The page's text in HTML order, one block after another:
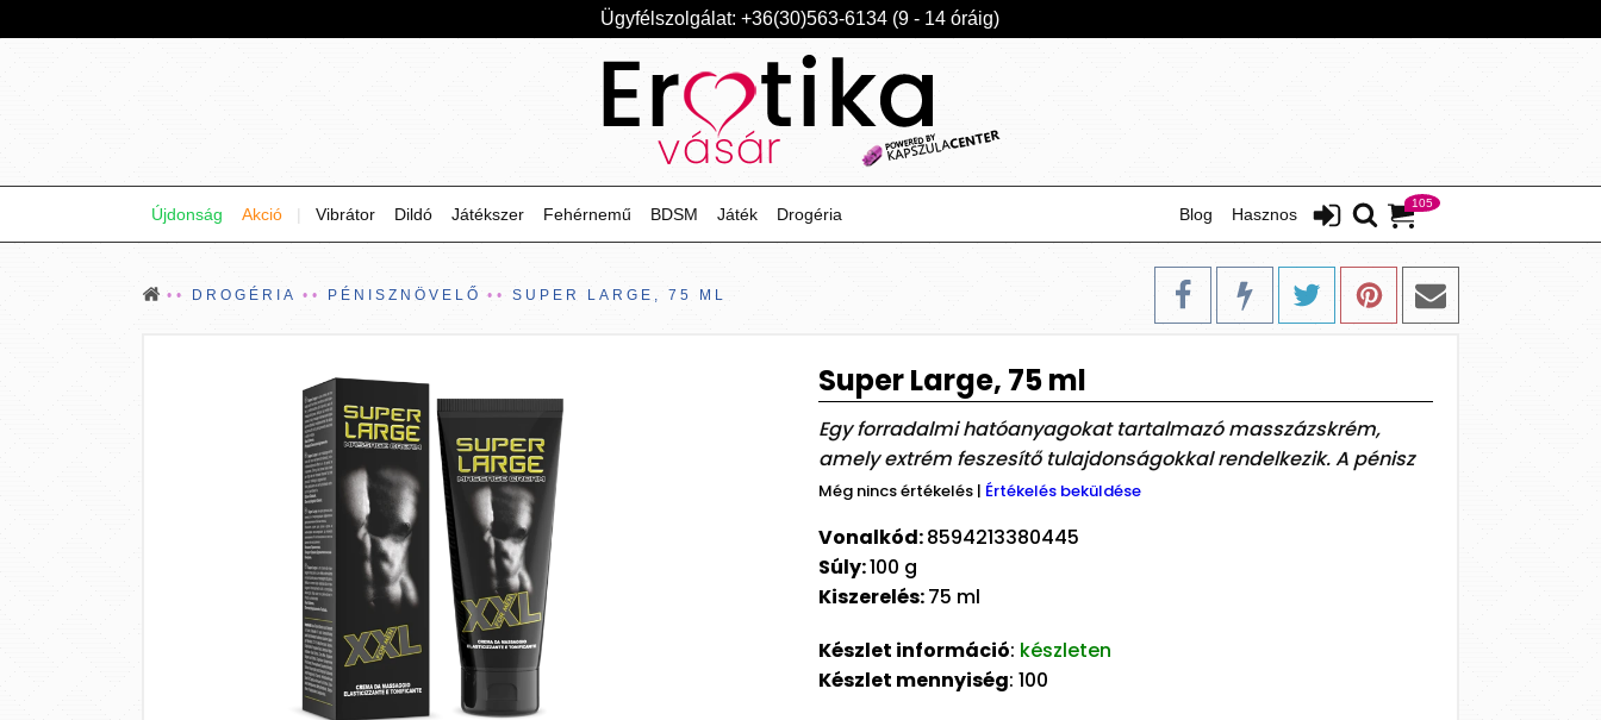
Ügyfélszolgálat: +36(30)563-6134 (9 - 14 óráig)
105
Hasznos
Újdonság Blog
Akció | Vibrátor Dildó Játékszer Fehérnemű BDSM Játék Drogéria
DROGÉRIA PÉNISZNÖVELŐ SUPER LARGE, 75 ML
Super Large, 75 ml
Egy forradalmi hatóanyagokat tartalmazó masszázskrém,
amely extrém feszesítő tulajdonságokkal rendelkezik. A pénisz
Még nincs értékelés | Értékelés beküldése
Vonalkód:8594213380445
Súly:100 g
Kiszerelés:75 ml
Készlet információ: készleten
Készlet mennyiség: 100